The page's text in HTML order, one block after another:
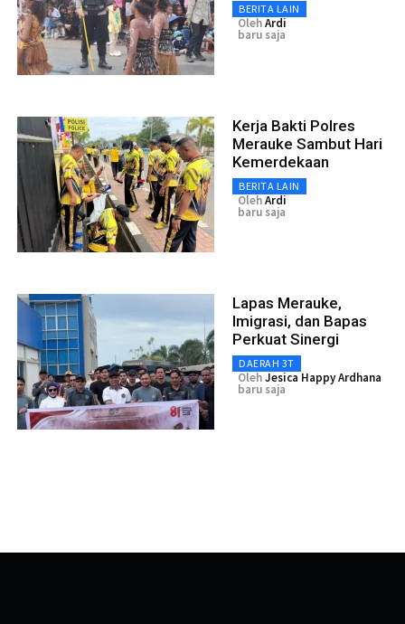
BERITA LAIN
OlehArdi
baru saja
Kerja Bakti Polres
Merauke Sambut Hari
Kemerdekaan
BERITA LAIN
OlehArdi
baru saja
Lapas Merauke,
Imigrasi, dan Bapas
Perkuat Sinergi
DAERAH 3T
OlehJesica Happy Ardhana
baru saja